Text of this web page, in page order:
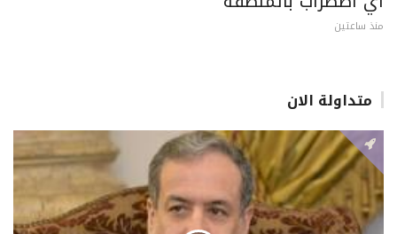
منذ ساعتين
متداولة الان